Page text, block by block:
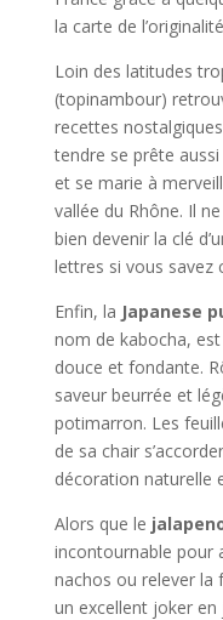
la carte de
Loin des latitudes
(topinambour)
recettes
tendre se prête aussi
et se marie à
vallée du Rhône. Il
bien devenir la clé
lettres si vous savez
Enfin, la Japanese
nom de kabocha,
douce et fondante.
saveur beurrée et
potimarron. Les
de sa chair
décoration naturelle
Alors que le
incontournable pour
nachos ou relever la
un excellent joker